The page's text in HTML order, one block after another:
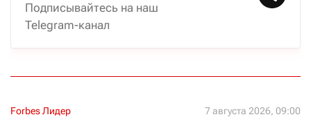
Подписывайтесь на наш
Telegram-канал
Forbes Лидер 7 августа 2026, 09:00